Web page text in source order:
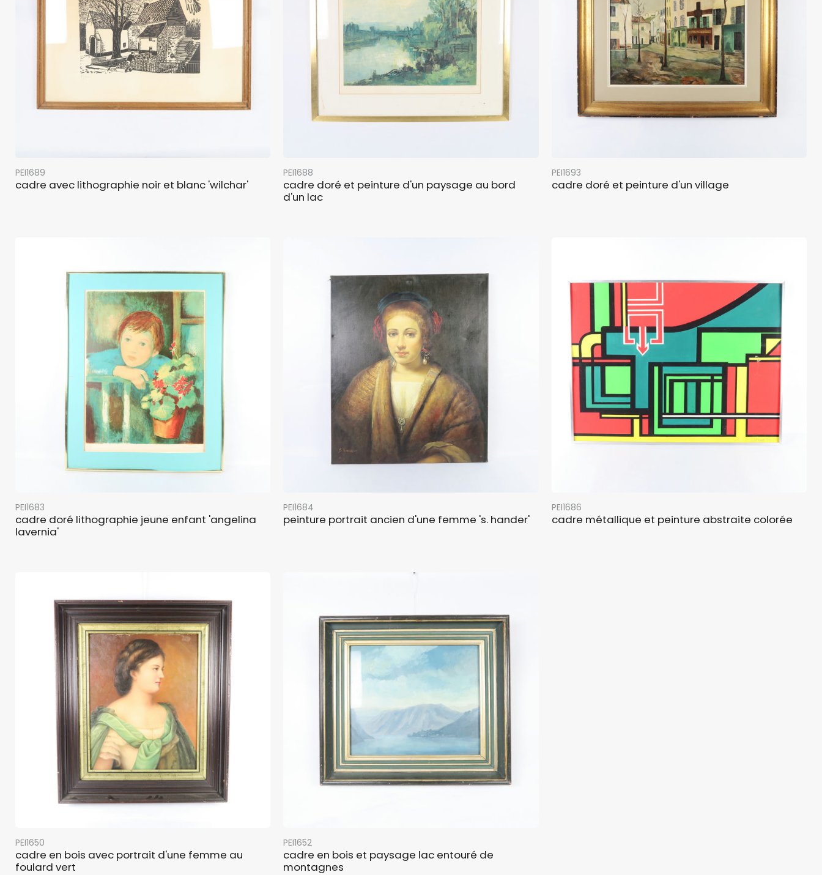
PEI1689
cadre avec lithographie noir et blanc 'wilchar'
PEI1688
cadre doré et peinture d'un paysage au bord
d'un lac
PEI1693
cadre doré et peinture d'un village
PEI1683
cadre doré lithographie jeune enfant 'angelina
lavernia'
PEI1684
peinture portrait ancien d'une femme 's. hander'
PEI1686
cadre métallique et peinture abstraite colorée
PEI1650
cadre en bois avec portrait d'une femme au
foulard vert
PEI1652
cadre en bois et paysage lac entouré de
montagnes